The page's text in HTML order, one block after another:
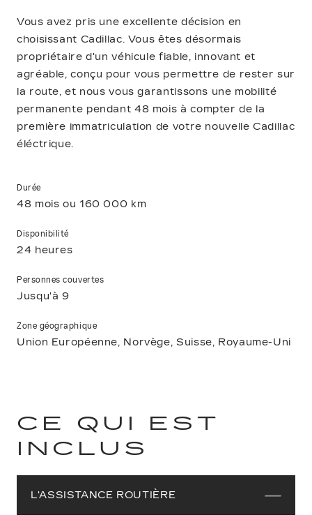
Vous avez pris une excellente décision en
choisissant Cadillac. Vous êtes désormais
propriétaire d'un véhicule fiable, innovant et
agréable, conçu pour vous permettre de rester sur
la route, et nous vous garantissons une mobilité
permanente pendant 48 mois à compter de la
première immatriculation de votre nouvelle Cadillac
éléctrique.
Durée
48 mois ou 160 000 km
Disponibilité
24 heures
Personnes couvertes
Jusqu'à 9
Zone géographique
Union Européenne, Norvège, Suisse, Royaume-Uni
CE QUI EST
INCLUS
L'ASSISTANCE ROUTIÈRE